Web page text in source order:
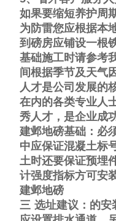
如果要缩短养护周
为防雷您应根据本
到磅房应铺设一根
基础施工时请参考
间根据季节及天气
人才是公司发展的
在内的各类专业人
秀人才，是企业成
建邺地磅基础：必
中应保证混凝土标
土时还要保证预埋
计强度指标方可安
建邺地磅
三 选址建议：的安